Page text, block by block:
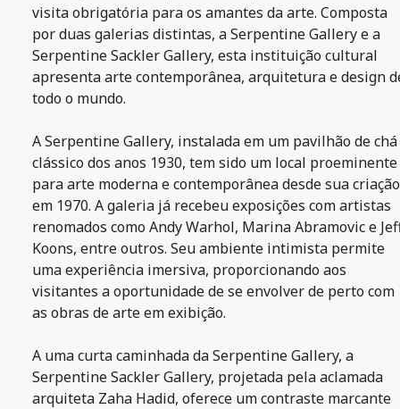
visita obrigatória para os amantes da arte. Composta
por duas galerias distintas, a Serpentine Gallery e a
Serpentine Sackler Gallery, esta instituição cultural
apresenta arte contemporânea, arquitetura e design
todo o mundo.
A Serpentine Gallery, instalada em um pavilhão de chá
clássico dos anos 1930, tem sido um local proeminente
para arte moderna e contemporânea desde sua criação
em 1970. A galeria já recebeu exposições com artistas
renomados como Andy Warhol, Marina Abramovic e
Koons, entre outros. Seu ambiente intimista permite
uma experiência imersiva, proporcionando aos
visitantes a oportunidade de se envolver de perto com
as obras de arte em exibição.
A uma curta caminhada da Serpentine Gallery, a
Serpentine Sackler Gallery, projetada pela aclamada
arquiteta Zaha Hadid, oferece um contraste marcante